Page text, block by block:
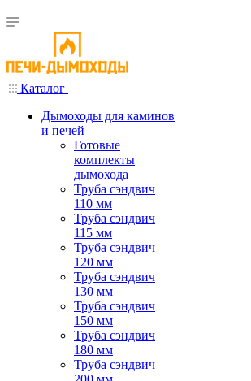
Каталог
Дымоходы для каминов
и печей
Готовые
комплекты
дымохода
Труба сэндвич
110 мм
Труба сэндвич
115 мм
Труба сэндвич
120 мм
Труба сэндвич
130 мм
Труба сэндвич
150 мм
Труба сэндвич
180 мм
Труба сэндвич